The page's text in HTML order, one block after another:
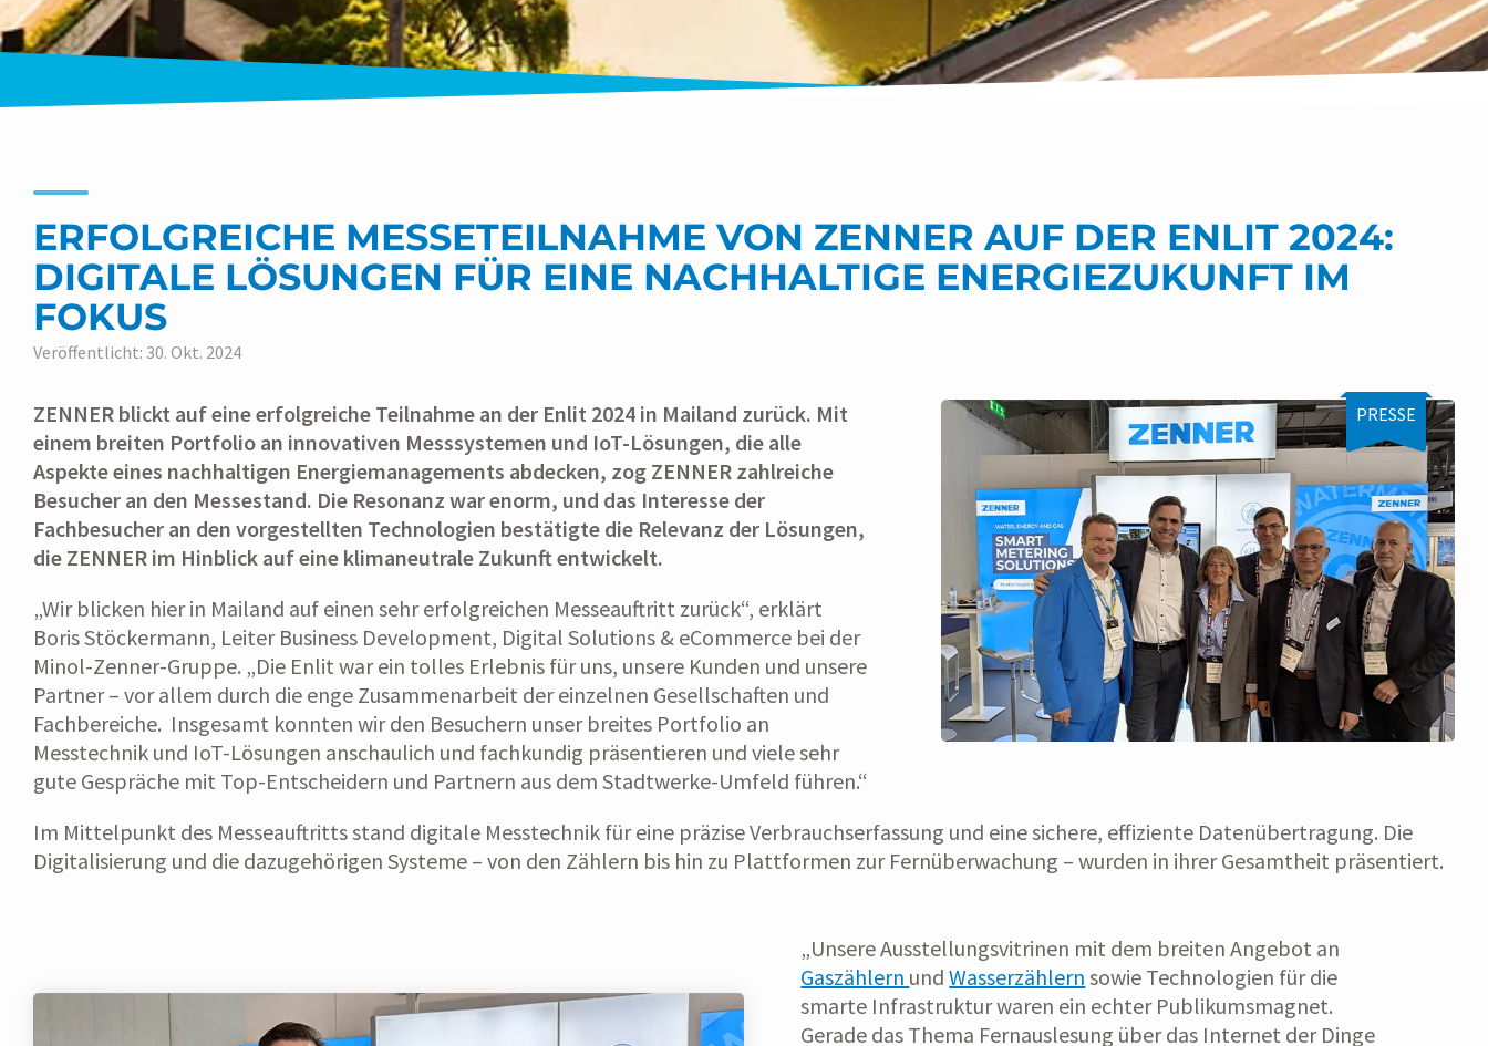
ERFOLGREICHE MESSETEILNAHME VON ZENNER AUF DER ENLIT 2024:
DIGITALE LÖSUNGEN FÜR EINE NACHHALTIGE ENERGIEZUKUNFT IM
FOKUS
Veröffentlicht: 30. Okt. 2024
PRESSE
ZENNER blickt auf eine erfolgreiche Teilnahme an der Enlit 2024 in Mailand zurück. Mit
einem breiten Portfolio an innovativen Messsystemen und IoT-Lösungen, die alle
Aspekte eines nachhaltigen Energiemanagements abdecken, zog ZENNER zahlreiche
Besucher an den Messestand. Die Resonanz war enorm, und das Interesse der
Fachbesucher an den vorgestellten Technologien bestätigte die Relevanz der Lösungen,
die ZENNER im Hinblick auf eine klimaneutrale Zukunft entwickelt.
„Wir blicken hier in Mailand auf einen sehr erfolgreichen Messeauftritt zurück“, erklärt
Boris Stöckermann, Leiter Business Development, Digital Solutions & eCommerce bei der
Minol-Zenner-Gruppe. „Die Enlit war ein tolles Erlebnis für uns, unsere Kunden und unsere
Partner – vor allem durch die enge Zusammenarbeit der einzelnen Gesellschaften und
Fachbereiche. Insgesamt konnten wir den Besuchern unser breites Portfolio an
Messtechnik und IoT-Lösungen anschaulich und fachkundig präsentieren und viele sehr
gute Gespräche mit Top-Entscheidern und Partnern aus dem Stadtwerke-Umfeld führen.“
Im Mittelpunkt des Messeauftritts stand digitale Messtechnik für eine präzise Verbrauchserfassung und eine sichere, effiziente Datenübertragung. Die
Digitalisierung und die dazugehörigen Systeme – von den Zählern bis hin zu Plattformen zur Fernüberwachung – wurden in ihrer Gesamtheit präsentiert.
„Unsere Ausstellungsvitrinen mit dem breiten Angebot an
Gaszählern undWasserzählern sowie Technologien für die
smarte Infrastruktur waren ein echter Publikumsmagnet.
Gerade das Thema Fernauslesung über das Internet der Dinge